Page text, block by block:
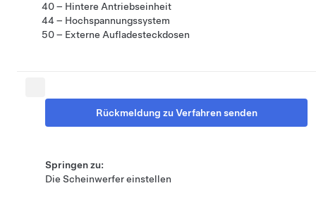
40 – Hintere Antriebseinheit
44 – Hochspannungssystem
50 – Externe Aufladesteckdosen
Rückmeldung zu Verfahren senden
Springen zu:
Die Scheinwerfer einstellen